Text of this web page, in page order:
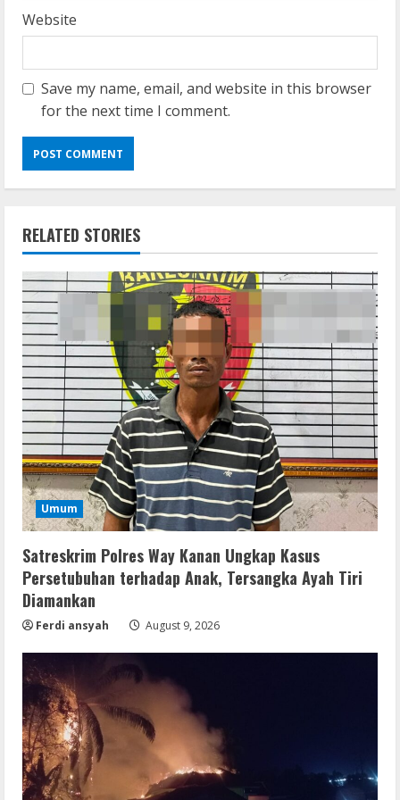
Website
Save my name, email, and website in this browser
for the next time I comment.
RELATED STORIES
Umum
Satreskrim Polres Way Kanan Ungkap Kasus
Persetubuhan terhadap Anak, Tersangka Ayah Tiri
Diamankan
Ferdi ansyah August 9, 2026